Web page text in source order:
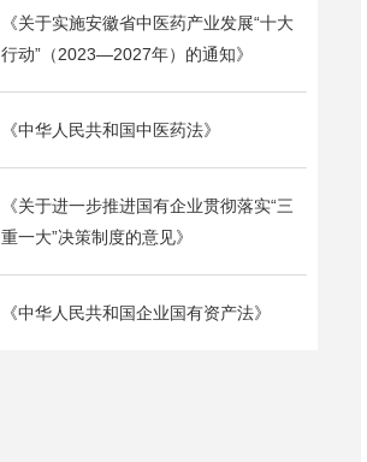
《关于实施安徽省中医药产业发展“十大
行动”（2023—2027年）的通知》
《中华人民共和国中医药法》
《关于进一步推进国有企业贯彻落实“三
重一大”决策制度的意见》
《中华人民共和国企业国有资产法》